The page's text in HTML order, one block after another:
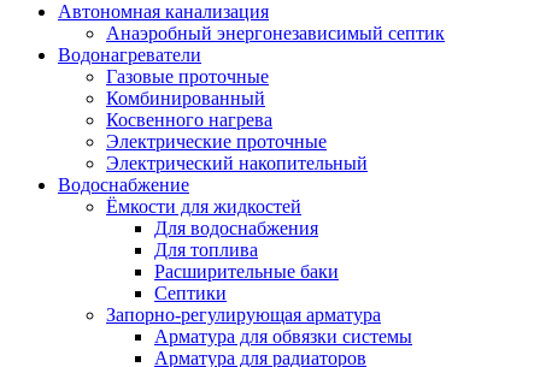
Автономная канализация
Анаэробный энергонезависимый септик
Водонагреватели
Газовые проточные
Комбинированный
Косвенного нагрева
Электрические проточные
Электрический накопительный
Водоснабжение
Ёмкости для жидкостей
Для водоснабжения
Для топлива
Расширительные баки
Септики
Запорно-регулирующая арматура
Арматура для обвязки системы
Арматура для радиаторов